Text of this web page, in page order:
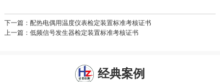
下一篇：配热电偶用温度仪表检定装置标准考核证书
上一篇：低频信号发生器检定装置标准考核证书
经典案例